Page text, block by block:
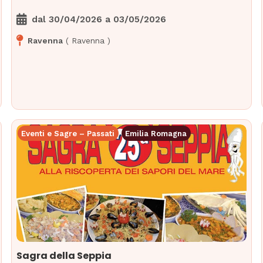
dal 30/04/2026 a 03/05/2026
Ravenna ( Ravenna)
Eventi e Sagre – Passati Emilia Romagna
Sagra della Seppia